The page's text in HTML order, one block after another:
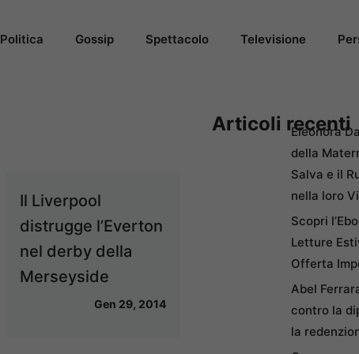
Politica Gossip Spettacolo Televisione
Il Liverpool
distrugge l’Everton
nel derby della
Merseyside
Gen 29, 2014
Articoli recenti
Eleonora
della
Salva e il
nella loro
Scopri
Letture
Offerta
Abel
contro la
la